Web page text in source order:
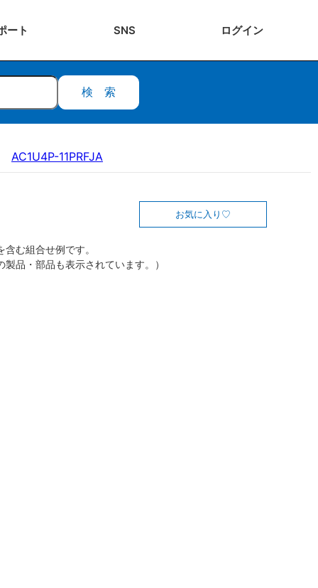
ート SNS ログイン
検索
AC1U4P-11PRFJA
お気に入り
む組合せ例です。
製品・部品も表示されています。）